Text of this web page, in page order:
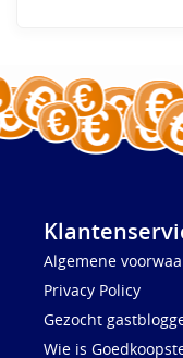
Algemene
Privacy Policy
Gezocht
Wie is